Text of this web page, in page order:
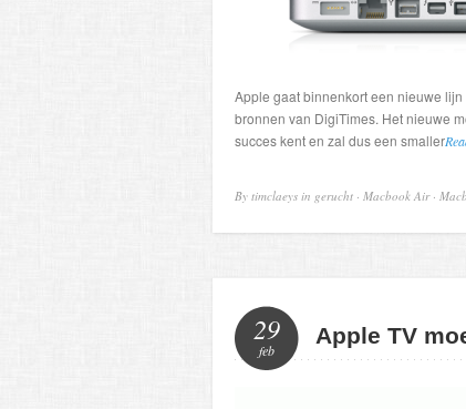
Apple gaat binnenkort een nieuwe
bronnen van DigiTimes. Het nieuwe
succes kent en zal dus een smaller
By timclaeys in gerucht · Macbook Air·
29
feb
Apple TV